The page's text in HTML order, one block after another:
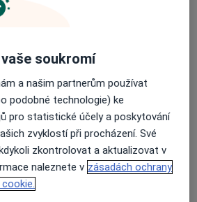
jsou pro nás důležité.
možnost zaplatit za
změnu recenze pacienta.
Další informace o názorech
soukromí
a našim partnerům používat
podobné technologie) ke
pro statistické účely a poskytování
zvyklostí při procházení. Své
zkontrolovat a aktualizovat v
naleznete v zásadách ochrany